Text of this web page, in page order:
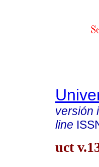
versión
line
uct